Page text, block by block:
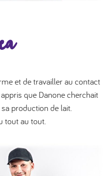
et de travailler au contact
appris que Danone cherchait
production de lait.
tout au tout.